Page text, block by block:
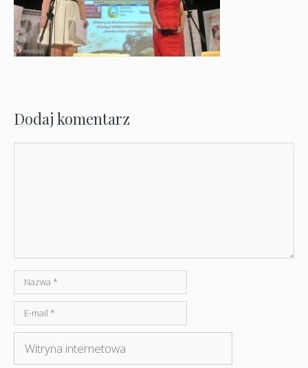
Dodaj komentarz
Nazwa
mail
internetowa